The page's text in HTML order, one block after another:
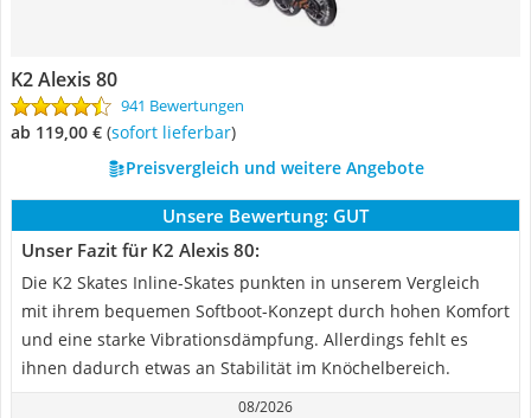
K2 Alexis 80
941 Bewertungen
ab 119,00 € ( Sofort lieferbar)
Preisvergleich und weitere Angebote
Unsere Bewertung: GUT
Unser Fazit für K2 Alexis 80:
Die K2 Skates Inline-Skates punkten in unserem Vergleich
mit ihrem bequemen Softboot-Konzept durch hohen Komfort
und eine starke Vibrationsdämpfung. Allerdings fehlt es
ihnen dadurch etwas an Stabilität im Knöchelbereich.
08/2026